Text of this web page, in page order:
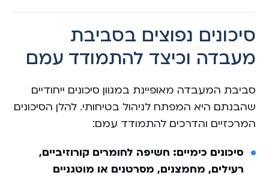
סיכונים נפוצים בסביבת
מעבדה וכיצד להתמודד עמם
סביבת המעבדה מאופיינת במגוון סיכונים ייחודיים
שהבנתם היא המפתח לניהול בטיחותי. להלן הסיכונים
המרכזיים והדרכים להתמודד עמם:
סיכונים כימיים: חשיפה לחומרים קורוזיביים,
רעילים, מחמצנים, מסרטנים או מוטגניים